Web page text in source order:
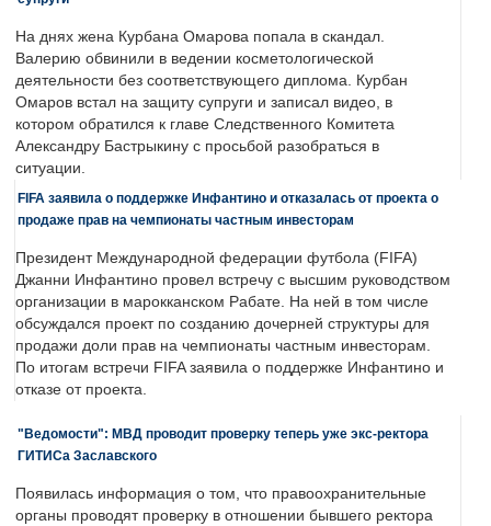
На днях жена Курбана Омарова попала в скандал.
Валерию обвинили в ведении косметологической
деятельности без соответствующего диплома. Курбан
Омаров встал на защиту супруги и записал видео, в
котором обратился к главе Следственного Комитета
Александру Бастрыкину с просьбой разобраться в
ситуации.
FIFA заявила о поддержке Инфантино и отказалась от проекта о
продаже прав на чемпионаты частным инвесторам
Президент Международной федерации футбола (FIFA)
Джанни Инфантино провел встречу с высшим руководством
организации в марокканском Рабате. На ней в том числе
обсуждался проект по созданию дочерней структуры для
продажи доли прав на чемпионаты частным инвесторам.
По итогам встречи FIFA заявила о поддержке Инфантино и
отказе от проекта.
"Ведомости": МВД проводит проверку теперь уже экс-ректора
ГИТИСа Заславского
Появилась информация о том, что правоохранительные
органы проводят проверку в отношении бывшего ректора